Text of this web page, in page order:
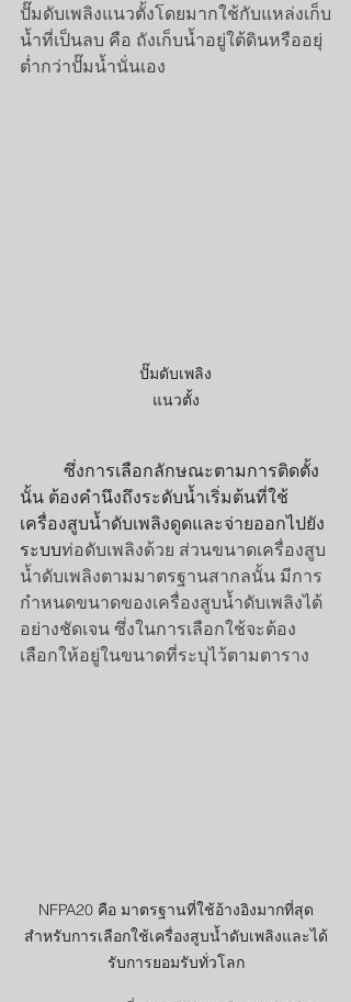
ปั๊มดับเพลิงแนวตั้งโดยมากใช้กับแหล่งเก็บ
น้ำที่เป็นลบ คือ ถังเก็บน้ำอยู่ใต้ดินหรืออยุ่
ต่ำกว่าปั๊มน้ำนั่นเอง
ปั๊มดับเพลิง
แนวตั้ง
ซึ่งการเลือกลักษณะตามการติดตั้ง
นั้น ต้องคำนึงถึงระดับน้ำเริ่มต้นที่ใช้
เครื่องสูบน้ำดับเพลิงดูดและจ่ายออกไปยัง
ระบบท่อดับเพลิงด้วย ส่วนขนาดเครื่องสูบ
น้ำดับเพลิงตามมาตรฐานสากลนั้น มีการ
กำหนดขนาดของเครื่องสูบน้ำดับเพลิงได้
อย่างชัดเจน ซึ่งในการเลือกใช้จะต้อง
เลือกให้อยู่ในขนาดที่ระบุไว้ตามตาราง
NFPA20 คือ มาตรฐานที่ใช้อ้างอิงมากที่สุด
สำหรับการเลือกใช้เครื่องสูบน้ำดับเพลิงและได้
รับการยอมรับทั่วโลก